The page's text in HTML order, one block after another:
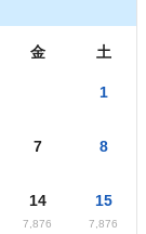
金 土
1
7 8
14
7,876
15
7,876